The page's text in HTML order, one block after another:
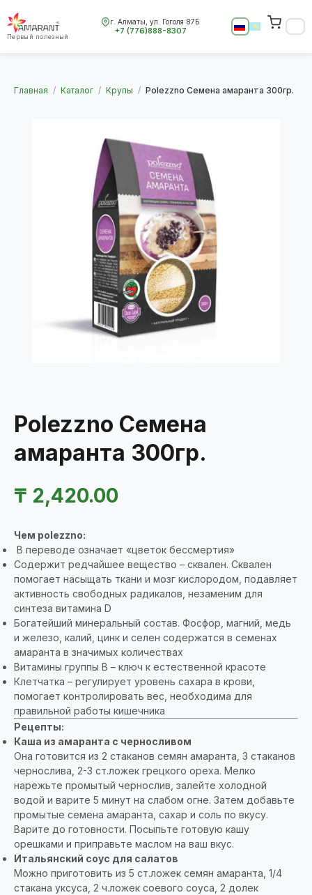
Первый полезный
г. Алматы, ул. Гоголя 87Б
+7 (776)888-8307
Главная / Каталог / Крупы / Polezzno Семена амаранта 300гр.
Polezzno Семена
амаранта 300гр.
₸ 2,420.00
Чем polezzno:
В переводе означает «цветок бессмертия»
Содержит редчайшее вещество – сквален. Сквален
помогает насыщать ткани и мозг кислородом, подавляет
активность свободных радикалов, незаменим для
синтеза витамина D
Богатейший минеральный состав. Фосфор, магний, медь
и железо, калий, цинк и селен содержатся в семенах
амаранта в значимых количествах
Витамины группы В – ключ к естественной красоте
Клетчатка – регулирует уровень сахара в крови,
помогает контролировать вес, необходима для
правильной работы кишечника
Рецепты:
Каша из амаранта с черносливом
Она готовится из 2 стаканов семян амаранта, 3 стаканов
чернослива, 2-3 ст.ложек грецкого ореха. Мелко
нарежьте промытый чернослив, залейте холодной
водой и варите 5 минут на слабом огне. Затем добавьте
промытые семена амаранта, сахар и соль по вкусу.
Варите до готовности. Посыпьте готовую кашу
орешками и приправьте маслом на ваш вкус.
Итальянский соус для салатов
Можно приготовить из 5 ст.ложек семян амаранта, 1/4
стакана уксуса, 2 ч.ложек соевого соуса, 2 долек